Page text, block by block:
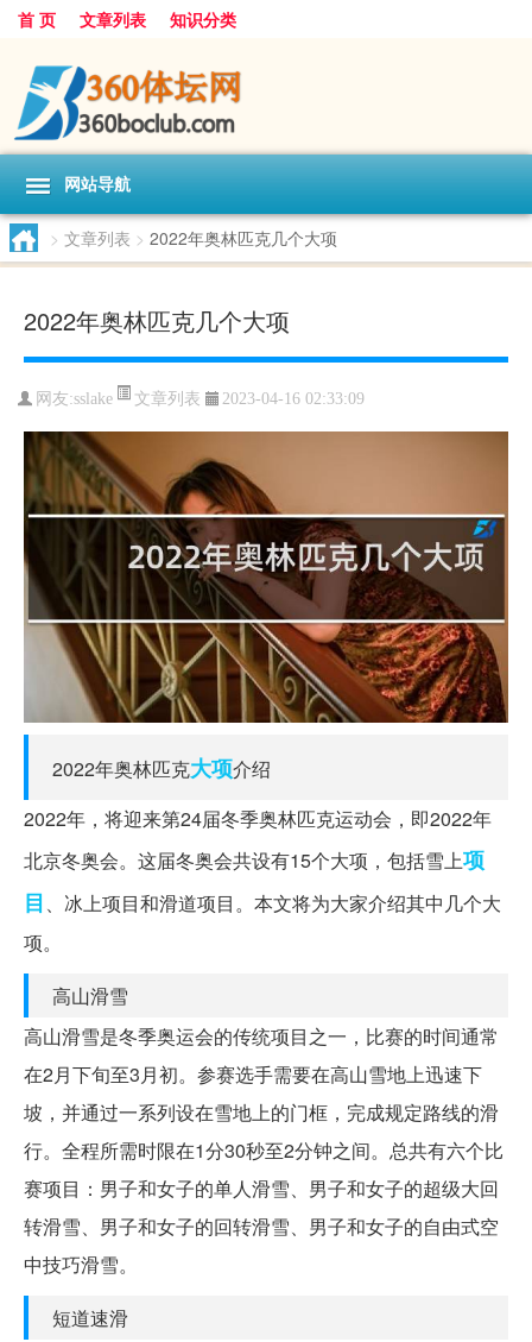
首 页 文章列表 知识分类
网站导航
> 文章列表 > 2022年奥林匹克几个大项
2022年奥林匹克几个大项
网友:sslake 文章列表 2023-04-16 02:33:09
2022年奥林匹克大项介绍
2022年，将迎来第24届冬季奥林匹克运动会，即2022年
北京冬奥会。这届冬奥会共设有15个大项，包括雪上项
目 、冰上项目和滑道项目。本文将为大家介绍其中几个大
项。
高山滑雪
高山滑雪是冬季奥运会的传统项目之一，比赛的时间通常
在2月下旬至3月初。参赛选手需要在高山雪地上迅速下
坡，并通过一系列设在雪地上的门框，完成规定路线的滑
行。全程所需时限在1分30秒至2分钟之间。总共有六个比
赛项目：男子和女子的单人滑雪、男子和女子的超级大回
转滑雪、男子和女子的回转滑雪、男子和女子的自由式空
中技巧滑雪。
短道速滑